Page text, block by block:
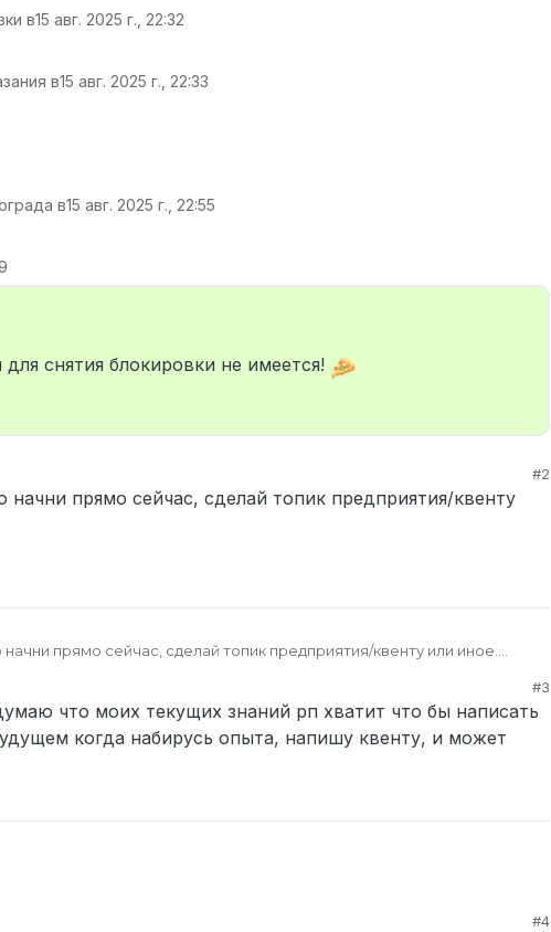
в15 авг. 2025 г., 22:32
в15 авг. 2025 г., 22:33
в15 авг. 2025 г., 22:55
снятия блокировки не имеется!
#2
начни прямо сейчас, сделай топик предприятия/квенту
прямо сейчас, сделай топик предприятия/квенту или иное.
#3
что моих текущих знаний рп хватит что бы написать
когда набирусь опыта, напишу квенту, и может
#4